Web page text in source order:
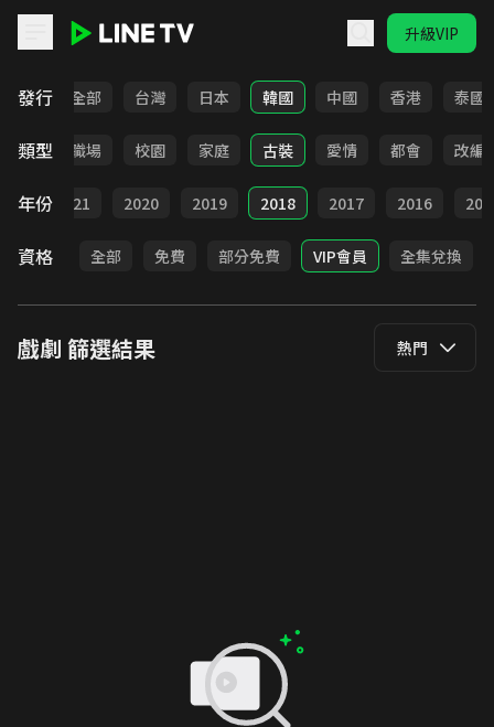
升級VIP
發行 全部 台灣 日本 韓國 中國 香港 泰國
類型
全部 職場 校園 家庭 古裝 愛情 都會 改編
年份 2021 2020 2019 2018 2017 2016
資格 全部 免費 部分免費 VIP會員 全集兌換
戲劇 篩選結果 熱門